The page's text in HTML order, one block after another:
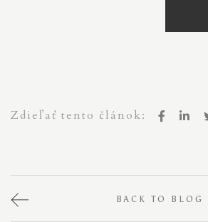
Zdieľať tento článok:
BACK TO BLOG